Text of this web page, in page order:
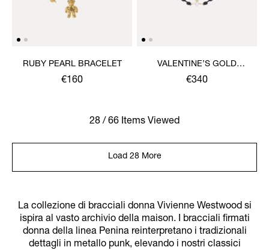
RUBY PEARL BRACELET
€160
VALENTINE’S GOLD
HEART CORD BRACELET
€340
28 / 66 Items Viewed
Load 28 More
La collezione di bracciali donna Vivienne Westwood si
ispira al vasto archivio della maison. I bracciali firmati
donna della linea Penina reinterpretano i tradizionali
dettagli in metallo punk, elevando i nostri classici